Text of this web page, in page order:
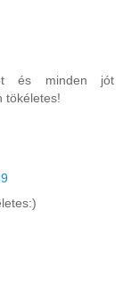
és minden jót
tökéletes!